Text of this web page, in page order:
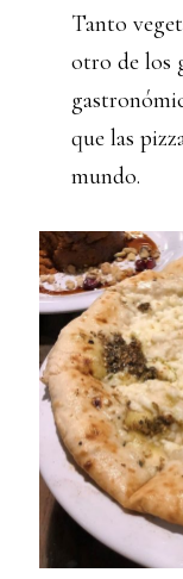
Tanto
otro de los
que las
mundo.